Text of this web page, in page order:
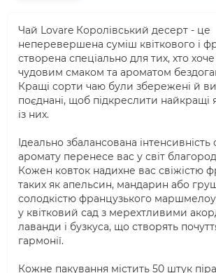
Чай Lovare Королівський десерт - це
неперевершена суміш квіткового і
створена спеціально для тих, хто
чудовим смаком та ароматом
Кращі сорти чаю були збережені й
поєднані, щоб підкреслити найкращі
із них.
Ідеально збалансована інтенсивність
аромату перенесе вас у світ
Кожен ковток надихне вас свіжістю
таких як апельсин, мандарин або
солодкістю французького
у квітковий сад з мерехтливими
лаванди і бузкуса, що створять
гармонії.
Кожне пакування містить 50 штук